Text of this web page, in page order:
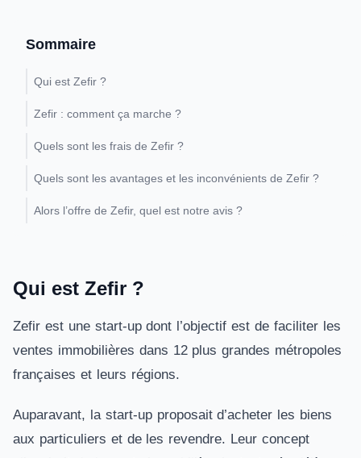
Sommaire
Qui est Zefir ?
Zefir : comment ça marche ?
Quels sont les frais de Zefir ?
Quels sont les avantages et les inconvénients de Zefir ?
Alors l’offre de Zefir, quel est notre avis ?
Qui est Zefir ?
Zefir est une start-up dont l’objectif est de faciliter les
ventes immobilières dans 12 plus grandes métropoles
françaises et leurs régions.
Auparavant, la start-up proposait d’acheter les biens
aux particuliers et de les revendre. Leur concept